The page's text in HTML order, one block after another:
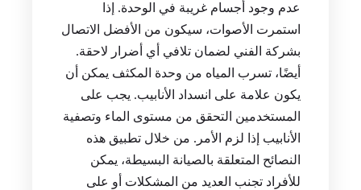
عدم وجود أجسام غريبة في الوحدة. إذا
استمرت الأصوات، سيكون من الأفضل الاتصال
بشركة الفني لضمان تلافي أي أضرار لاحقة.
أيضًا، تسرب المياه من وحدة المكثف يمكن أن
يكون علامة على انسداد الأنابيب. يجب على
المستخدمين التحقق من مستوى الماء وتصفية
الأنابيب إذا لزم الأمر. من خلال تطبيق هذه
النصائح المتعلقة بالصيانة البسيطة، يمكن
للأفراد تجنب العديد من المشكلات أو على